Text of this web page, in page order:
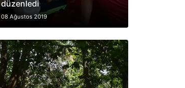
düzenledi
08 Ağustos 2019